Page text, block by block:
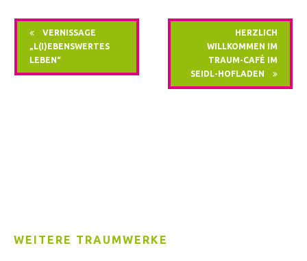
VERNISSAGE
„L(I)EBENSWERTES
LEBEN“
HERZLICH
WILLKOMMEN IM
TRAUM-CAFÉ IM
SEIDL-HOFLADEN
WEITERE TRAUMWERKE